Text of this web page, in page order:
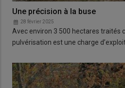
Une précision à la buse
28 février 2025
Avec environ 3 500 hectares traités
pulvérisation est une charge